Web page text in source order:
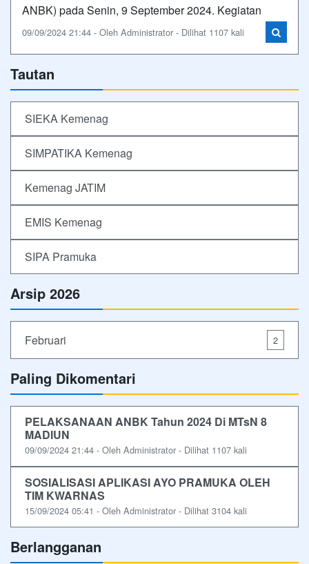
ANBK) pada Senin, 9 September 2024. Kegiatan
09/09/2024 21:44 - Oleh Administrator - Dilihat 1107 kali
Tautan
SIEKA Kemenag
SIMPATIKA Kemenag
Kemenag JATIM
EMIS Kemenag
SIPA Pramuka
Arsip 2026
Februari 2
Paling Dikomentari
PELAKSANAAN ANBK Tahun 2024 Di MTsN 8
MADIUN
09/09/2024 21:44 - Oleh Administrator - Dilihat 1107 kali
SOSIALISASI APLIKASI AYO PRAMUKA OLEH
TIM KWARNAS
15/09/2024 05:41 - Oleh Administrator - Dilihat 3104 kali
Berlangganan